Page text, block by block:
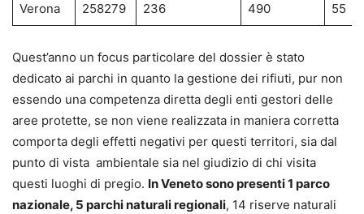
Verona 258279 236 490 55
Quest’anno un focus particolare del dossier è stato
dedicato ai parchi in quanto la gestione dei rifiuti, pur non
essendo una competenza diretta degli enti gestori delle
aree protette, se non viene realizzata in maniera corretta
comporta degli effetti negativi per questi territori, sia dal
punto di vista ambientale sia nel giudizio di chi visita
questi luoghi di pregio. In Veneto sono presenti 1 parco
nazionale, 5 parchi naturali regionali, 14 riserve naturali